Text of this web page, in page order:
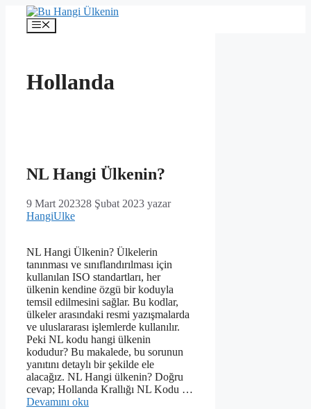
İçeriğe
Menü
Hollanda
NL Hangi Ülkenin?
9 Mart 202328 Şubat 2023 yazar
HangiUlke
NL Hangi Ülkenin? Ülkelerin
tanınması ve sınıflandırılması için
kullanılan ISO standartları, her
ülkenin kendine özgü bir koduyla
temsil edilmesini sağlar. Bu kodlar,
ülkeler arasındaki resmi yazışmalarda
ve uluslararası işlemlerde kullanılır.
Peki NL kodu hangi ülkenin
kodudur? Bu makalede, bu sorunun
yanıtını detaylı bir şekilde ele
alacağız. NL Hangi ülkenin? Doğru
cevap; Hollanda Krallığı NL Kodu …
Devamını oku